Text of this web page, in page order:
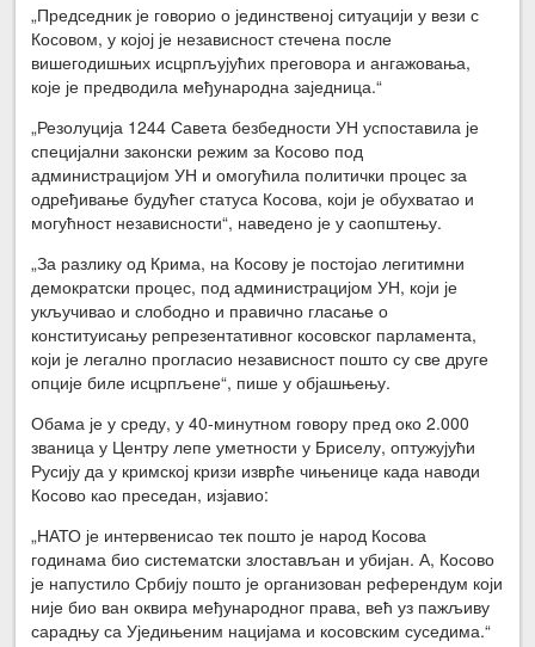
„Председник је говорио о јединственој ситуацији у вези с
Косовом, у којој је независност стечена после
вишегодишњих исцрпљујућих преговора и ангажовања,
које је предводила међународна заједница.“
„Резолуција 1244 Савета безбедности УН успоставила је
специјални законски режим за Косово под
администрацијом УН и омогућила политички процес за
одређивање будућег статуса Косова, који је обухватао и
могућност независности“, наведено је у саопштењу.
„За разлику од Крима, на Косову је постојао легитимни
демократски процес, под администрацијом УН, који је
укључивао и слободно и правично гласање о
конституисању репрезентативног косовског парламента,
који је легално прогласио независност пошто су све друге
опције биле исцрпљене“, пише у објашњењу.
Обама је у среду, у 40-минутном говору пред око 2.000
званица у Центру лепе уметности у Бриселу, оптужујући
Русију да у кримској кризи изврће чињенице када наводи
Косово као преседан, изјавио:
„НАТО је интервенисао тек пошто је народ Косова
годинама био систематски злостављан и убијан. А, Косово
је напустило Србију пошто је организован референдум који
није био ван оквира међународног права, већ уз пажљиву
сарадњу са Уједињеним нацијама и косовским суседима.“